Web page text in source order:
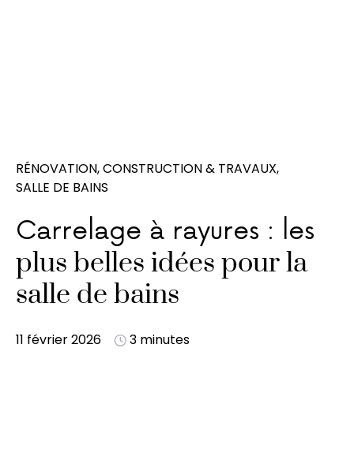
RÉNOVATION, CONSTRUCTION & TRAVAUX
SALLE DE BAINS
Carrelage à rayures : les
plus belles idées pour la
salle de bains
11 février 2026 3 minutes